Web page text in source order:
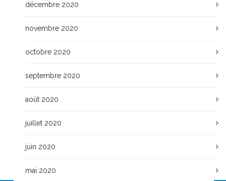
décembre 2020
novembre 2020
octobre 2020
septembre 2020
août 2020
juillet 2020
juin 2020
mai 2020